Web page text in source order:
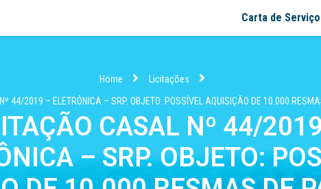
Carta de
Home
Licitações
44/2019 – ELETRÔNICA – SRP. OBJETO: POSSÍVEL AQUISIÇÃO DE 10.000
CASAL Nº 44/
– SRP. OBJETO: